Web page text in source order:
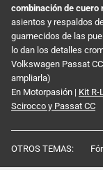
combinación de cuero
asientos y respaldos
guarnecidos de las
lo dan los detalles
Volkswagen Passat
ampliarla)
En Motorpasión | Kit R-
Scirocco y Passat CC
OTROS TEMAS: